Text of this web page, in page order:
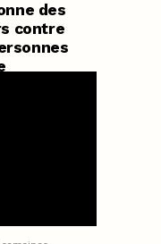
des
contre